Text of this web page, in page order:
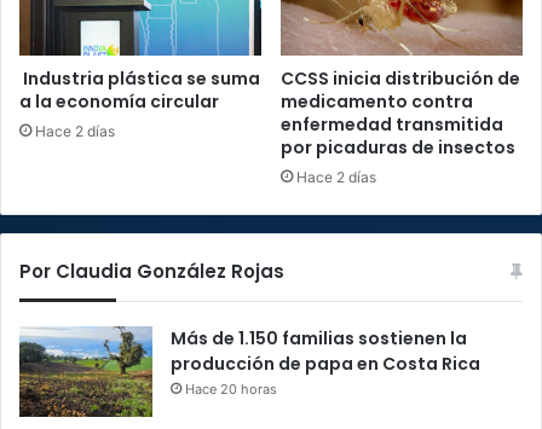
Industria plástica se suma
a la economía circular
Hace 2 días
CCSS inicia distribución de
medicamento contra
enfermedad transmitida
por picaduras de insectos
Hace 2 días
Por Claudia González Rojas
Más de 1.150 familias sostienen la
producción de papa en Costa Rica
Hace 20 horas